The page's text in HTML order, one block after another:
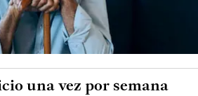
una vez por semana